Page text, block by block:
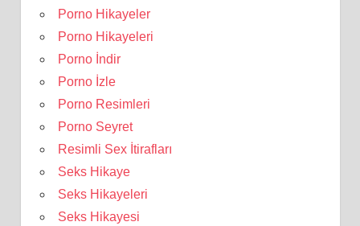
Porno Hikayeler
Porno Hikayeleri
Porno İndir
Porno İzle
Porno Resimleri
Porno Seyret
Resimli Sex İtirafları
Seks Hikaye
Seks Hikayeleri
Seks Hikayesi